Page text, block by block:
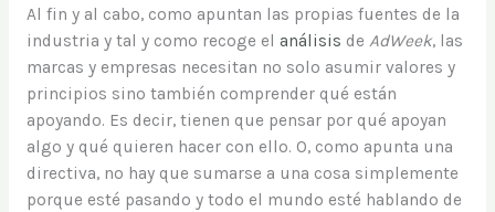
Al fin y al cabo, como apuntan las propias fuentes de la
industria y tal y como recoge el análisis de AdWeek, las
marcas y empresas necesitan no solo asumir valores y
principios sino también comprender qué están
apoyando. Es decir, tienen que pensar por qué apoyan
algo y qué quieren hacer con ello. O, como apunta una
directiva, no hay que sumarse a una cosa simplemente
porque esté pasando y todo el mundo esté hablando de